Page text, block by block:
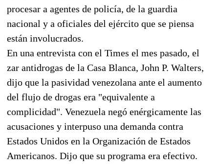
procesar a agentes de policía, de la guardia
nacional y a oficiales del ejército que se piensa
están involucrados.
En una entrevista con el Times el mes pasado, el
zar antidrogas de la Casa Blanca, John P. Walters,
dijo que la pasividad venezolana ante el aumento
del flujo de drogas era "equivalente a
complicidad". Venezuela negó enérgicamente las
acusaciones y interpuso una demanda contra
Estados Unidos en la Organización de Estados
Americanos. Dijo que su programa era efectivo.